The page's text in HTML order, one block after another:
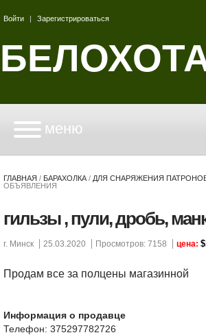
Войти | Зарегистрироваться
меню
ГЛАВНАЯ / БАРАХОЛКА / ДЛЯ СНАРЯЖЕНИЯ
ОБЪЯВЛЕНИЯ
гильзы , пули, дробь,
г. Минск 25.03.2020 Просмотров: 7158 цена:
Продам все за полцены магазинной
Информация о продавце
Телефон: 375297782726